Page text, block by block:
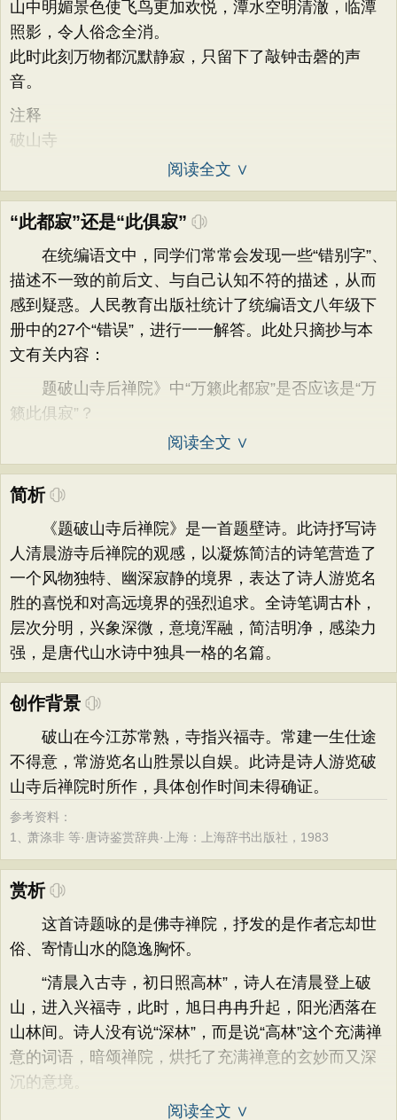
山中明媚景色使飞鸟更加欢悦，潭水空明清澈，临潭
照影，令人俗念全消。
此时此刻万物都沉默静寂，只留下了敲钟击磬的声
音。
注释
破山寺
阅读全文 ∨
“此都寂”还是“此俱寂”
在统编语文中，同学们常常会发现一些“错别字”、
描述不一致的前后文、与自己认知不符的描述，从而
感到疑惑。人民教育出版社统计了统编语文八年级下
册中的27个“错误”，进行一一解答。此处只摘抄与本
文有关内容：
题破山寺后禅院》中“万籁此都寂”是否应该是“万
籁此俱寂”？
阅读全文 ∨
简析
《题破山寺后禅院》是一首题壁诗。此诗抒写诗
人清晨游寺后禅院的观感，以凝炼简洁的诗笔营造了
一个风物独特、幽深寂静的境界，表达了诗人游览名
胜的喜悦和对高远境界的强烈追求。全诗笔调古朴，
层次分明，兴象深微，意境浑融，简洁明净，感染力
强，是唐代山水诗中独具一格的名篇。
创作背景
破山在今江苏常熟，寺指兴福寺。常建一生仕途
不得意，常游览名山胜景以自娱。此诗是诗人游览破
山寺后禅院时所作，具体创作时间未得确证。
参考资料：
1、萧涤非 等·唐诗鉴赏辞典·上海：上海辞书出版社，1983
赏析
这首诗题咏的是佛寺禅院，抒发的是作者忘却世
俗、寄情山水的隐逸胸怀。
“清晨入古寺，初日照高林”，诗人在清晨登上破
山，进入兴福寺，此时，旭日冉冉升起，阳光洒落在
山林间。诗人没有说“深林”，而是说“高林”这个充满禅
意的词语，暗颂禅院，烘托了充满禅意的玄妙而又深
沉的意境。
阅读全文 ∨